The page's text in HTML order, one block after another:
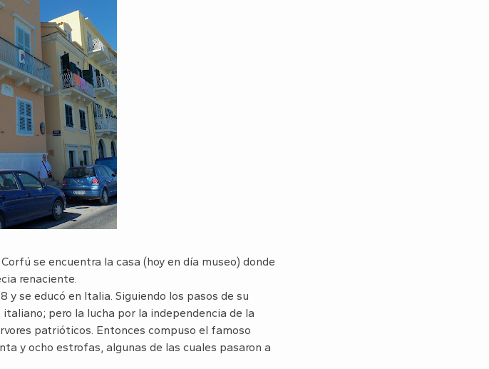
se encuentra la casa (hoy en día museo) donde
renaciente.
y se educó en Italia. Siguiendo los pasos de su
pero la lucha por la independencia de la
patrióticos. Entonces compuso el famoso
y ocho estrofas, algunas de las cuales pasaron a